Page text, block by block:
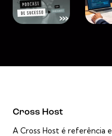
Cross Host
A Cross Host é referência